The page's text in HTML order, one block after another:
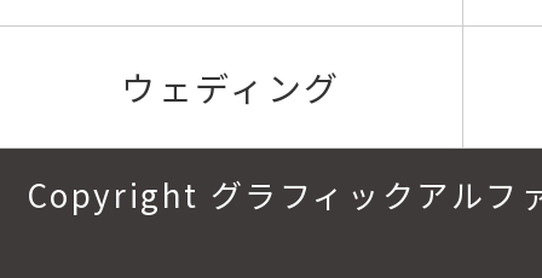
ウェディング
Copyright グラフィックアル